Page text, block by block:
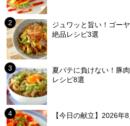
ジュワッと旨い！ゴー
絶品レシピ3選
夏バテに負けない！豚
レシピ8選
【今日の献立】2026年